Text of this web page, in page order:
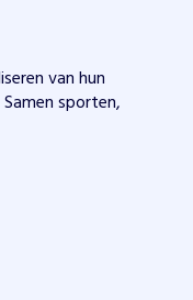
van hun
sporten,